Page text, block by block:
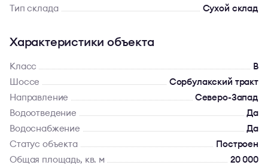
Тип склада
Сухой склад
Характеристики объекта
Класс
B
Шоссе
Сорбулакский тракт
Направление
Северо-Запад
Водоотведение
Да
Водоснабжение
Да
Статус объекта
Построен
Общая площадь, кв. м
20 000